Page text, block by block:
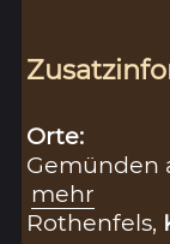
Orte:
Gemünden
mehr
Rothenfels,